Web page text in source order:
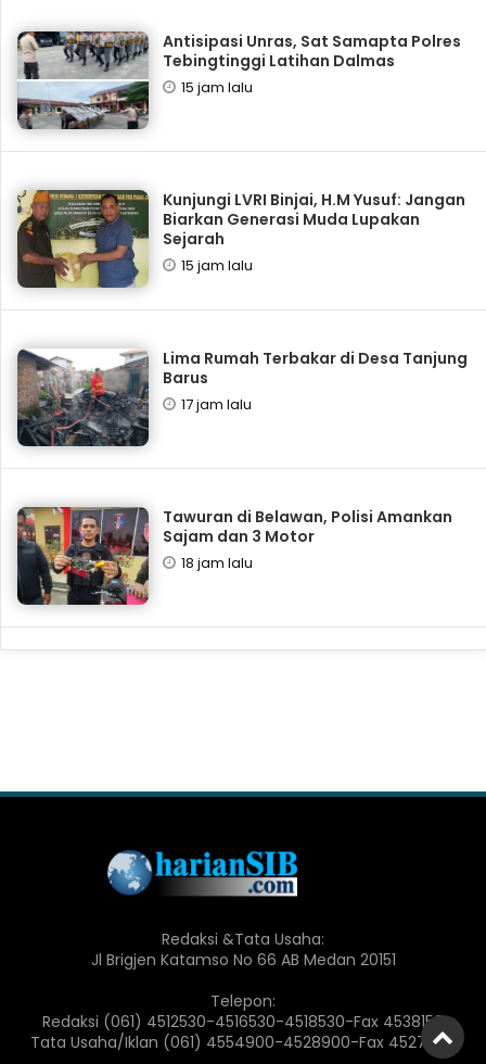
Antisipasi Unras, Sat Samapta Polres
Tebingtinggi Latihan Dalmas
15 jam lalu
Kunjungi LVRI Binjai, H.M Yusuf: Jangan
Biarkan Generasi Muda Lupakan
Sejarah
15 jam lalu
Lima Rumah Terbakar di Desa Tanjung
Barus
17 jam lalu
Tawuran di Belawan, Polisi Amankan
Sajam dan 3 Motor
18 jam lalu
Redaksi &Tata Usaha:
Jl Brigjen Katamso No 66 AB Medan 20151
Telepon:
Redaksi (061) 4512530-4516530-4518530-Fax 4538150
Tata Usaha/Iklan (061) 4554900-4528900-Fax 4527900